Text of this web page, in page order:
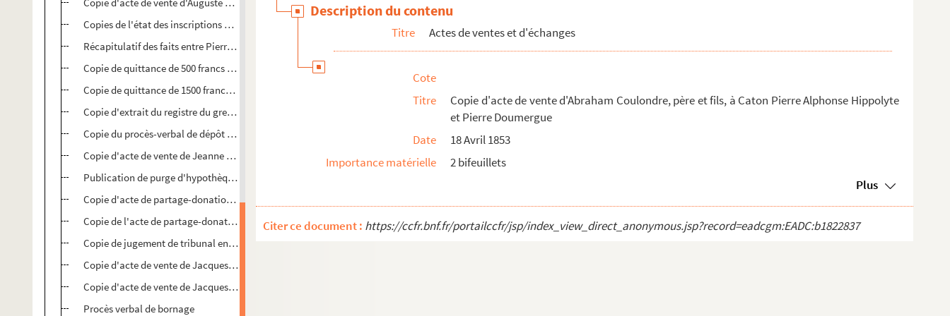
Copies de l'état des inscriptions d'hypothèques
Récapitulatif des faits entre Pierre Doumergue, Auguste Viallat et Jean Combe
Copie de quittance de 500 francs d'Antoine Michel à Marie Viallat
Copie de quittance de 1500 francs par Antoine Michel et Ferdinand Viallat à Marie Viallat
Copie d'extrait du registre du greffe du tribunal
Copie du procès-verbal de dépôt de vente opposant Elizabeth Donnadieu épouse Viallat et Jeanne Olivi...
Copie d'acte de vente de Jeanne Olivier épouse Pattus à Marie Viallat
Publication de purge d'hypothèque entre Jeanne Olivier et Auguste Viallat
Copie d'acte de partage-donation par Madame Veuve Doumergue à ses deux enfants, Pierre Doumergue et ...
Copie de l'acte de partage-donation par Mad. Veuve Doumergue à ses enfants
Copie de jugement de tribunal entre Jean Combe, Pierre Doumergue et Auguste Viallat
Copie d'acte de vente de Jacques Fontanès à Pierre Doumergue
Copie d'acte de vente de Jacques Fontanès à Marie Viallat
Procès verbal de bornage
Description du contenu
Titre Actes de ventes et d'échanges
Cote
Titre
Copie d'acte de vente d'Abraham Coulondre, père et fils, à Caton Pierre Alphonse Hippolyte
et Pierre Doumergue
Date
18 Avril 1853
Importance matérielle
2 bifeuillets
Plus
Citer ce document : https://ccfr.bnf.fr/portailccfr/jsp/index_view_direct_anonymous.jsp?record=eadcgm:EADC:b1822837